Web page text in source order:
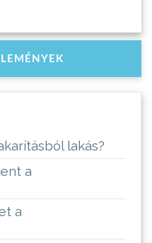
lakás?
a
a